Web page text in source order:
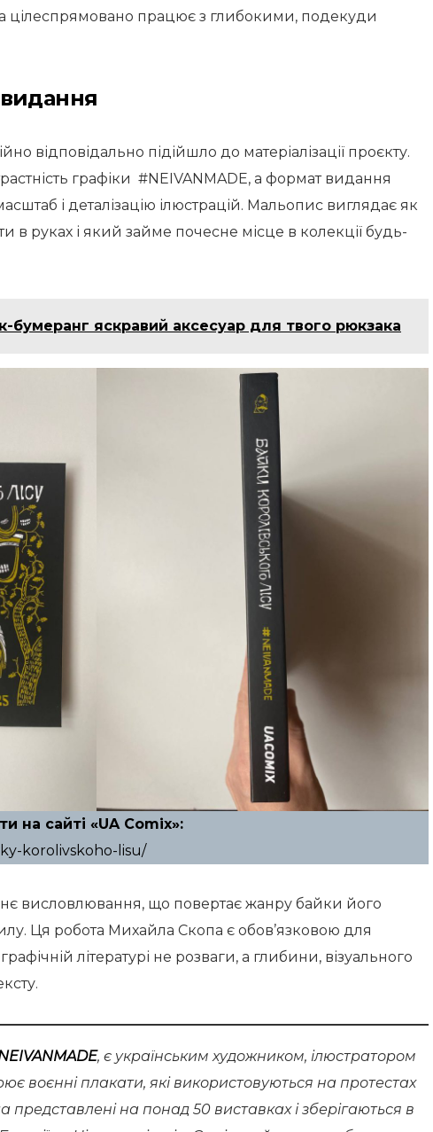
а цілеспрямовано працює з глибокими, подекуди
відповідально підійшло до матеріалізації проєкту.
графіки #NEIVANMADE, а формат видання
і деталізацію ілюстрацій. Мальопис виглядає як
в руках і який займе почесне місце в колекції будь-
бумеранг яскравий аксесуар для твого рюкзака
на сайті «UA Comix»:
korolivskoho-lisu/
висловлювання, що повертає жанру байки його
Ця робота Михайла Скопа є обов’язковою для
літературі не розваги, а глибини, візуального
, є українським художником, ілюстратором
воєнні плакати, які використовуються на протестах
представлені на понад 50 виставках і зберігаються в